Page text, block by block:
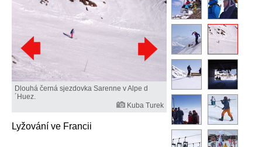
Dlouhá černá sjezdovka Sarenne v Alpe d
´Huez.
Kuba Turek
Lyžování ve Francii